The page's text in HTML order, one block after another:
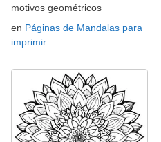
motivos geométricos
en Páginas de Mandalas para
imprimir